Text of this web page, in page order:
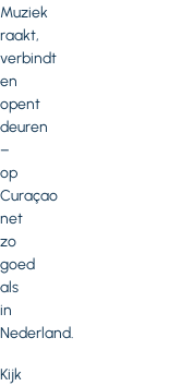
Muziek
raakt,
verbindt
en
opent
deuren
–
op
Curaçao
net
zo
goed
als
in
Nederland.
Kijk